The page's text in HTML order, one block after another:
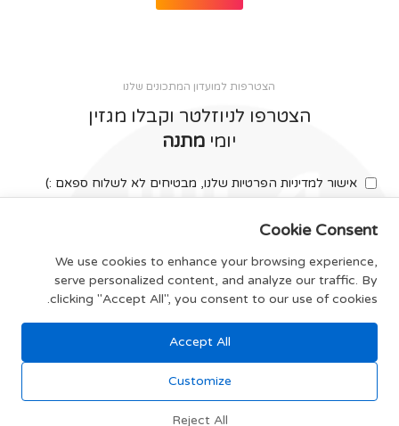
הצטרפות למועדון המתכונים שלנו
הצטרפו לניוזלטר וקבלו מגזין
יומי מתנה
אישור למדיניות הפרטיות שלנו, מבטיחים לא לשלוח ספאם :)
צרפו אותי
תקנון האתר
Cookie Consent
We use cookies to enhance your browsing experience,
serve personalized content, and analyze our traffic. By
clicking "Accept All", you consent to our use of cookies.
Accept All
Customize
Reject All